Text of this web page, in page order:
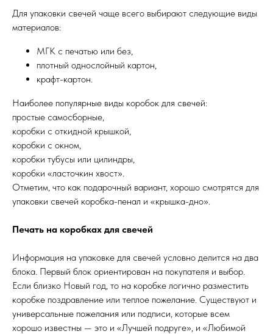
Для упаковки свечей чаще всего выбирают следующие виды
материалов:
МГК с печатью или без,
плотный однослойный картон,
крафт-картон.
Наиболее популярные виды коробок для свечей:
простые самосборные,
коробки с откидной крышкой,
коробки с окном,
коробки тубусы или цилиндры,
коробки «ласточкин хвост».
Отметим, что как подарочный вариант, хорошо смотрятся для
упаковки свечей коробка-пенал и «крышка-дно».
Печать на коробках для свечей
Информация на упаковке для свечей условно делится на два
блока. Первый блок ориентирован на покупателя и выбор.
Если близко Новый год, то на коробке логично разместить
коробке поздравление или теплое пожелание. Существуют и
универсальные пожелания или подписи, которые всем
хорошо известны — это и «Лучшей подруге», и «Любимой